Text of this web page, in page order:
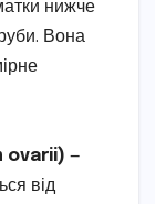
нижче
Вона
ovarii) —
від